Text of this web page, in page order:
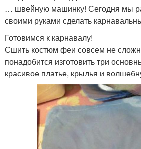
… швейную машинку! Сегодня мы
своими руками сделать
Готовимся к карнавалу!
Сшить костюм феи совсем не
понадобится изготовить три
красивое платье, крылья и